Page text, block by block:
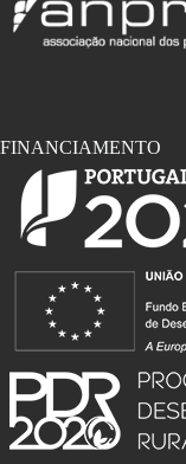
FINANCIAMENTO